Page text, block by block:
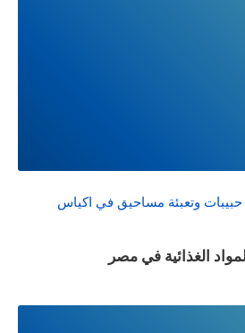
حبيبات وتعبئة مساحيق في اكياس
الغذائية في مصر